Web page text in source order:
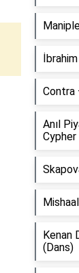
Contra
Anıl
Cypher
Kenan
(Dans)